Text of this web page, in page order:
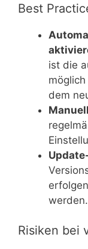
Best
ist die
dem
werden.
Risiken bei